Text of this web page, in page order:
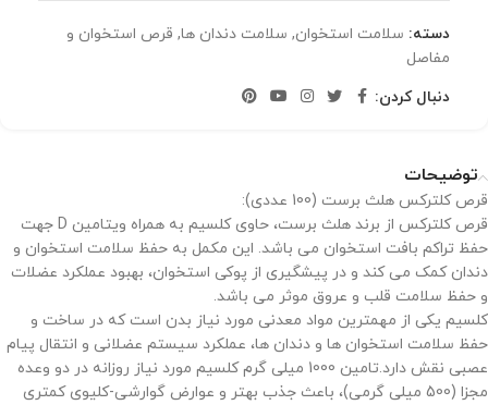
دسته: سلامت استخوان, سلامت دندان ها, قرص استخوان و
مفاصل
دنبال کردن:
توضیحات
قرص کلترکس هلث برست (100 عددی):
قرص کلترکس از برند هلث برست، حاوی کلسیم به همراه ویتامین D جهت
حفظ تراکم بافت استخوان می باشد. این مکمل به حفظ سلامت استخوان و
دندان کمک می کند و در پیشگیری از پوکی استخوان، بهبود عملکرد عضلات
و حفظ سلامت قلب و عروق موثر می باشد.
کلسیم یکی از مهمترین مواد معدنی مورد نیاز بدن است که در ساخت و
حفظ سلامت استخوان ها و دندان ها، عملکرد سیستم عضلانی و انتقال پیام
عصبی نقش دارد.تامین 1000 میلی گرم کلسیم مورد نیاز روزانه در دو وعده
مجزا (500 میلی گرمی)، باعث جذب بهتر و عوارض گوارشی-کلیوی کمتری